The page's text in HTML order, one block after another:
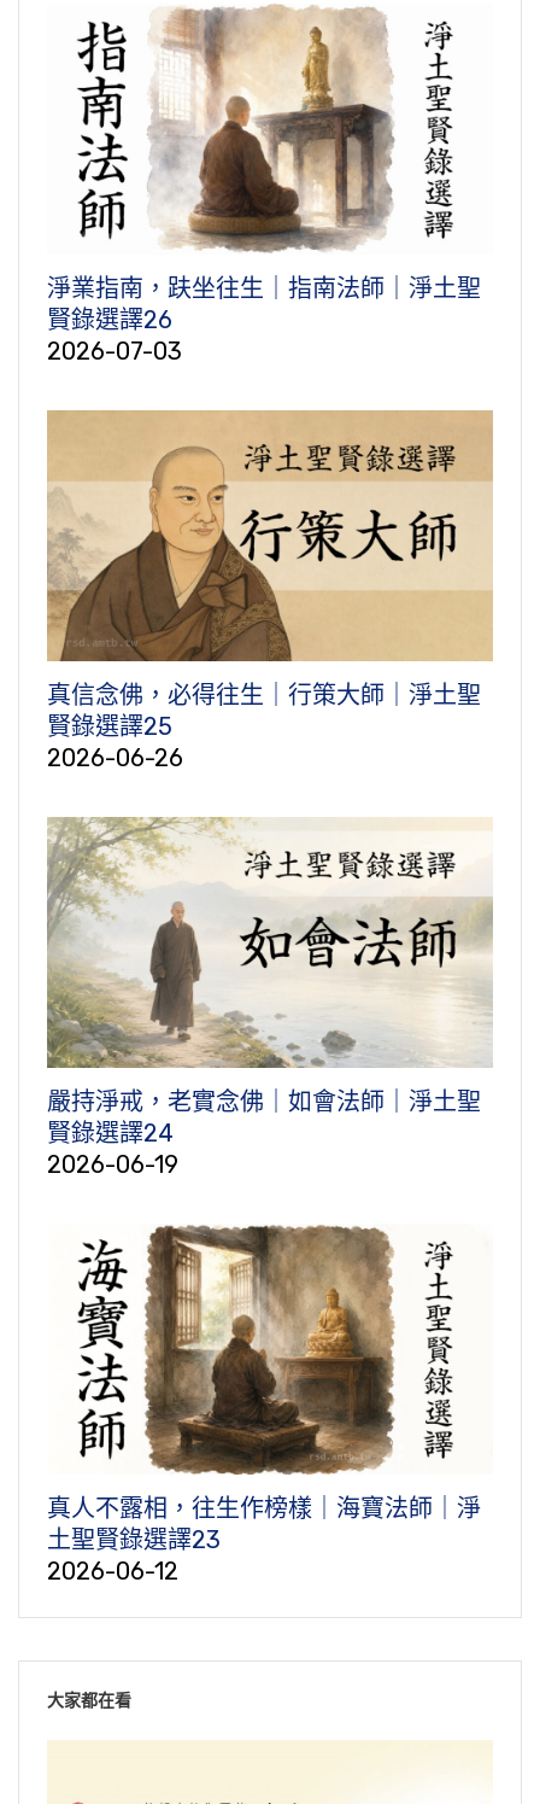
淨業指南，趺坐往生｜指南法師｜淨土聖
賢錄選譯26
2026-07-03
真信念佛，必得往生｜行策大師｜淨土聖
賢錄選譯25
2026-06-26
嚴持淨戒，老實念佛｜如會法師｜淨土聖
賢錄選譯24
2026-06-19
真人不露相，往生作榜樣｜海寶法師｜淨
土聖賢錄選譯23
2026-06-12
大家都在看